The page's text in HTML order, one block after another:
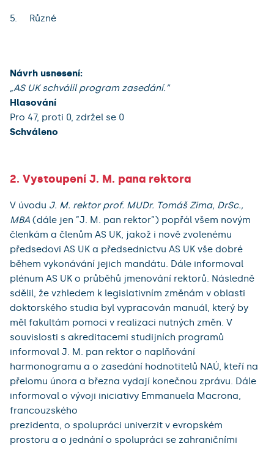
Různé
Návrh usnesení:
„AS UK schválil program zasedání.”
Hlasování
Pro 47, proti 0, zdržel se 0
Schváleno
2. Vystoupení J. M. pana rektora
V úvodu J. M. rektor prof. MUDr. Tomáš Zima, DrSc.,
MBA (dále jen ”J. M. pan rektor”) popřál všem novým
členkám a členům AS UK, jakož i nově zvolenému
předsedovi AS UK a předsednictvu AS UK vše dobré
během vykonávání jejich mandátu. Dále informoval
plénum AS UK o průběhů jmenování rektorů. Následně
sdělil, že vzhledem k legislativním změnám v oblasti
doktorského studia byl vypracován manuál, který by
měl fakultám pomoci v realizaci nutných změn. V
souvislosti s akreditacemi studijních programů
informoval J. M. pan rektor o naplňování
harmonogramu a o zasedání hodnotitelů NAÚ, kteří na
přelomu února a března vydají konečnou zprávu. Dále
informoval o vývoji iniciativy Emmanuela Macrona,
francouzského
prezidenta, o spolupráci univerzit v evropském
prostoru a o jednání o spolupráci se zahraničními